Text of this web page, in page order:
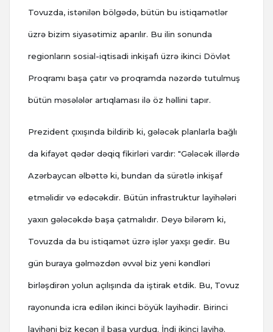
Tovuzda, istənilən bölgədə, bütün bu istiqamətlər
üzrə bizim siyasətimiz aparılır. Bu ilin sonunda
regionların sosial-iqtisadi inkişafı üzrə ikinci Dövlət
Proqramı başa çatır və proqramda nəzərdə tutulmuş
bütün məsələlər artıqlaması ilə öz həllini tapır.
Prezident çıxışında bildirib ki, gələcək planlarla bağlı
da kifayət qədər dəqiq fikirləri vardır: "Gələcək illərdə
Azərbaycan əlbəttə ki, bundan da sürətlə inkişaf
etməlidir və edəcəkdir. Bütün infrastruktur layihələri
yaxın gələcəkdə başa çatmalıdır. Deyə bilərəm ki,
Tovuzda da bu istiqamət üzrə işlər yaxşı gedir. Bu
gün buraya gəlməzdən əvvəl biz yeni kəndləri
birləşdirən yolun açılışında da iştirak etdik. Bu, Tovuz
rayonunda icra edilən ikinci böyük layihədir. Birinci
layihəni biz keçən il başa vurduq. İndi ikinci layihə.